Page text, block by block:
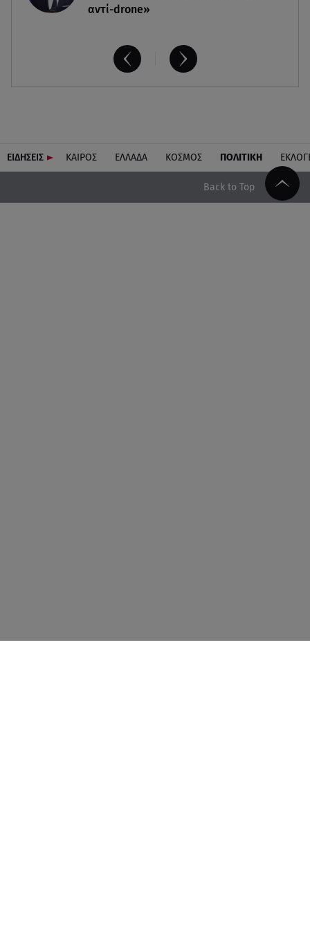
αντί-drone»
ΕΙΔΗΣΕΙΣ ΚΑΙΡΟΣ ΕΛΛΑΔΑ ΚΟΣΜΟΣ ΠΟΛΙΤΙΚΗ
Back to Top